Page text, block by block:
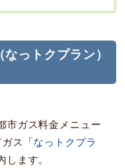
っトクプラン）
市ガス料金メニュー
ス「 なっトクプラ
します。